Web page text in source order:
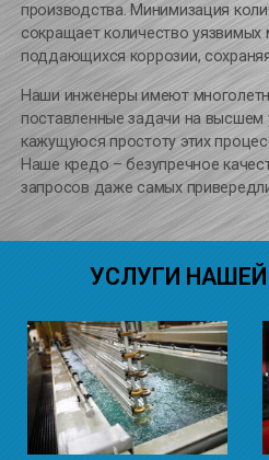
производства. Минимизация
сокращает количество уязвимых
поддающихся коррозии,
Наши инженеры имеют
поставленные задачи на высшем
кажущуюся простоту этих
Наше кредо – безупречное
запросов даже самых
УСЛУГИ